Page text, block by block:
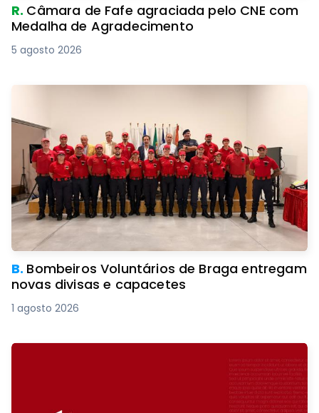
R. Câmara de Fafe agraciada pelo CNE com
Medalha de Agradecimento
5 agosto 2026
B. Bombeiros Voluntários de Braga entregam
novas divisas e capacetes
1 agosto 2026